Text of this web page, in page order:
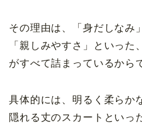
その理由は、「身だしなみ
「親しみやすさ」といっ
がすべて詰まっているから
具体的には、明るく柔らか
隠れる丈のスカートといっ